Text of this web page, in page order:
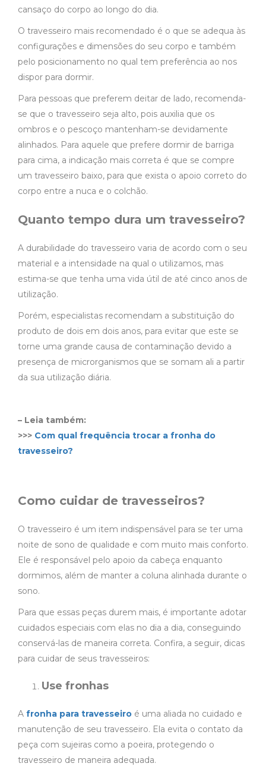
cansaço do corpo ao longo do dia.
O travesseiro mais recomendado é o que se adequa às
configurações e dimensões do seu corpo e também
pelo posicionamento no qual tem preferência ao nos
dispor para dormir.
Para pessoas que preferem deitar de lado, recomenda-
se que o travesseiro seja alto, pois auxilia que os
ombros e o pescoço mantenham-se devidamente
alinhados. Para aquele que prefere dormir de barriga
para cima, a indicação mais correta é que se compre
um travesseiro baixo, para que exista o apoio correto do
corpo entre a nuca e o colchão.
Quanto tempo dura um travesseiro?
A durabilidade do travesseiro varia de acordo com o seu
material e a intensidade na qual o utilizamos, mas
estima-se que tenha uma vida útil de até cinco anos de
utilização.
Porém, especialistas recomendam a substituição do
produto de dois em dois anos, para evitar que este se
torne uma grande causa de contaminação devido a
presença de microrganismos que se somam ali a partir
da sua utilização diária.
– Leia também:
>>> Com qual frequência trocar a fronha do
travesseiro?
Como cuidar de travesseiros?
O travesseiro é um item indispensável para se ter uma
noite de sono de qualidade e com muito mais conforto.
Ele é responsável pelo apoio da cabeça enquanto
dormimos, além de manter a coluna alinhada durante o
sono.
Para que essas peças durem mais, é importante adotar
cuidados especiais com elas no dia a dia, conseguindo
conservá-las de maneira correta. Confira, a seguir, dicas
para cuidar de seus travesseiros:
Use fronhas
A fronha para travesseiro é uma aliada no cuidado e
manutenção de seu travesseiro. Ela evita o contato da
peça com sujeiras como a poeira, protegendo o
travesseiro de maneira adequada.